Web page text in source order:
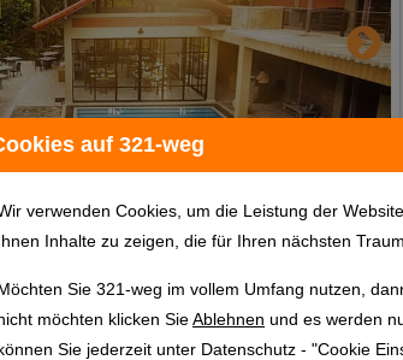
auf 321-weg
verwenden Cookies, um die Leistung der
Inhalte zu zeigen, die für Ihren nächsten
Sie 321-weg im vollem Umfang nutzen,
möchten klicken SieAblehnen und es werden
Sie jederzeit unter Datenschutz - "Cookie